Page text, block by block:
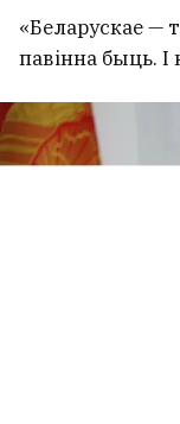
«Беларускае —
павінна быць. І